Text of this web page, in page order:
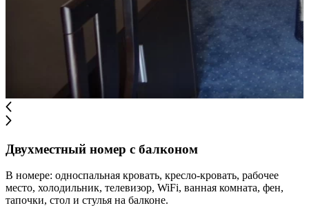
Двухместный номер с балконом
В номере: односпальная кровать, кресло-кровать, рабочее
место, холодильник, телевизор, WiFi, ванная комната, фен,
тапочки, стол и стулья на балконе.